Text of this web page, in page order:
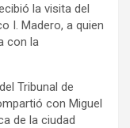
la visita del
I. Madero, a quien
con la
Tribunal de
con Miguel
de la ciudad